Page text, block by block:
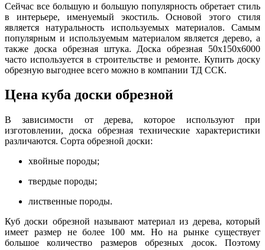
Сейчас все большую и большую популярность обретает стиль
в интерьере, именуемый экостиль. Основой этого стиля
является натуральность используемых материалов. Самым
популярным и используемым материалом является дерево, а
также доска обрезная штука. Доска обрезная 50х150х6000
часто используется в строительстве и ремонте. Купить доску
обрезную выгоднее всего можно в компании ТД ССК.
Цена куба доски обрезной
В зависимости от дерева, которое используют при
изготовлении, доска обрезная технические характеристики
различаются. Сорта обрезной доски:
хвойные породы;
твердые породы;
лиственные породы.
Куб доски обрезной называют материал из дерева, который
имеет размер не более 100 мм. Но на рынке существует
большое количество размеров обрезных досок. Поэтому